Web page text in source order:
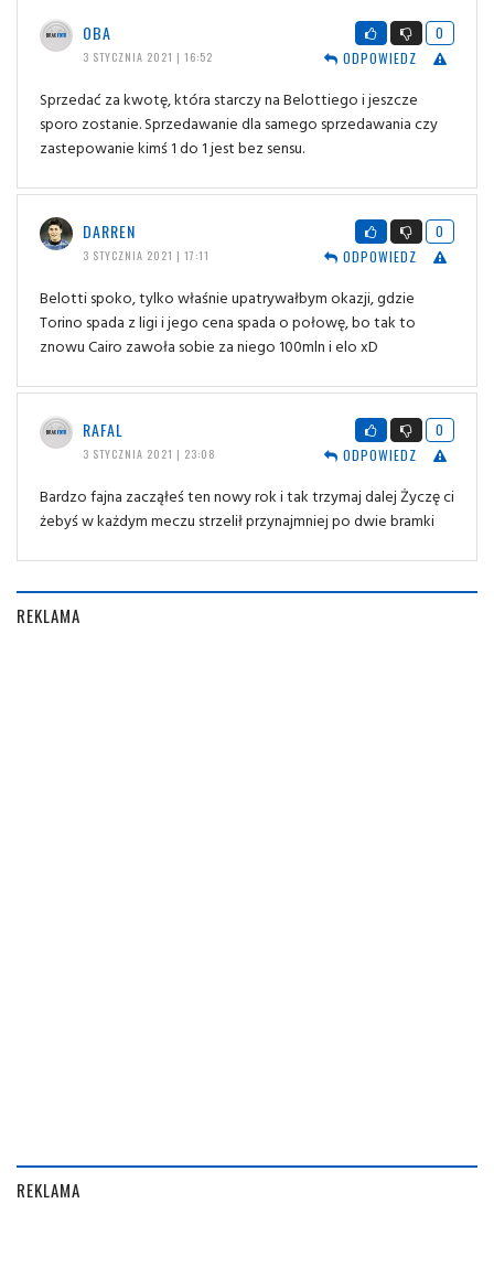
OBA
3 STYCZNIA 2021 | 16:52
0
ODPOWIEDZ
Sprzedać za kwotę, która starczy na Belottiego i jeszcze
sporo zostanie. Sprzedawanie dla samego sprzedawania czy
zastepowanie kimś 1 do 1 jest bez sensu.
DARREN
3 STYCZNIA 2021 | 17:11
0
ODPOWIEDZ
Belotti spoko, tylko właśnie upatrywałbym okazji, gdzie
Torino spada z ligi i jego cena spada o połowę, bo tak to
znowu Cairo zawoła sobie za niego 100mln i elo xD
RAFAL
3 STYCZNIA 2021 | 23:08
0
ODPOWIEDZ
Bardzo fajna zacząłeś ten nowy rok i tak trzymaj dalej Życzę ci
żebyś w każdym meczu strzelił przynajmniej po dwie bramki
REKLAMA
REKLAMA